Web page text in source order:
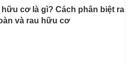
hữu cơ là gì? Cách phân biệt rau
và rau hữu cơ